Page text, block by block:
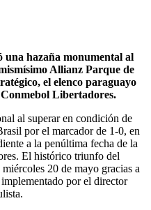
Allianz Parque de
el elenco paraguayo
Libertadores.
al superar en condición de
por el marcador de 1-0, en
a la penúltima fecha de la
El histórico triunfo del
20 de mayo gracias a
por el director